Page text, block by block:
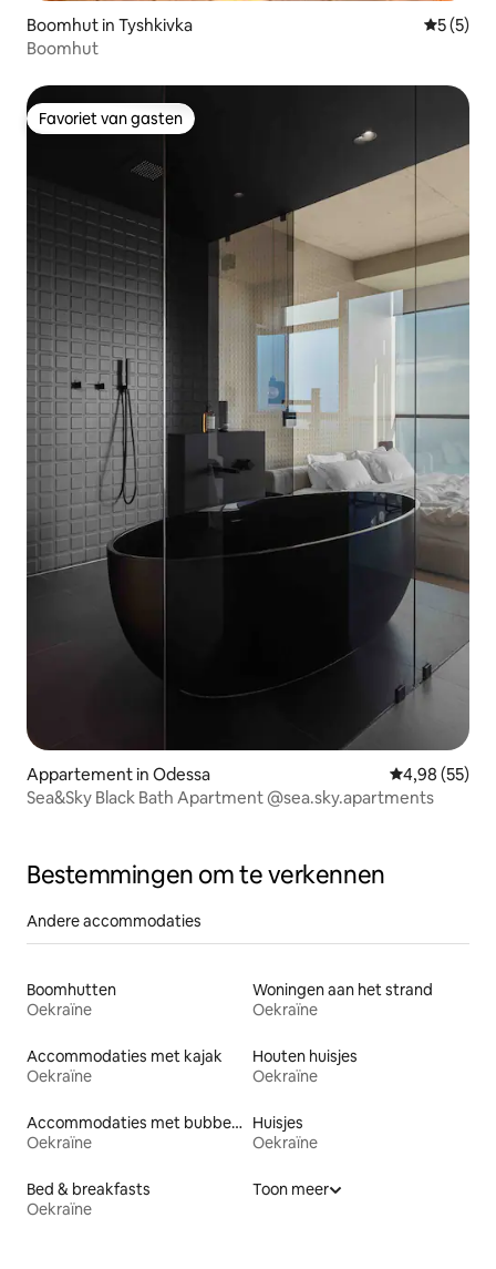
Boomhut in Tyshkivka
5 (5)
Boomhut
Favoriet van gasten
Favoriet van gasten
Appartement in Odessa Gemiddelde
4,98 (55)
Sea&Sky Black Bath Apartment @sea.sky.apartments
Bestemmingen om te verkennen
Andere accommodaties
Boomhutten
Oekraïne
Woningen aan het strand
Oekraïne
Accommodaties met kajak
Oekraïne
Houten huisjes
Oekraïne
Accommodaties met bubbelbad
Oekraïne
Huisjes
Oekraïne
Bed & breakfasts
Oekraïne
Toon meer